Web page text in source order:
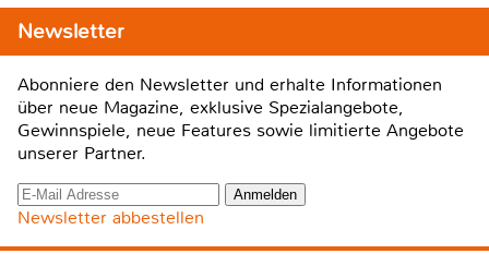
Newsletter
Abonniere den Newsletter und erhalte Informationen
über neue Magazine, exklusive Spezialangebote,
Gewinnspiele, neue Features sowie limitierte Angebote
unserer Partner.
Newsletter abbestellen